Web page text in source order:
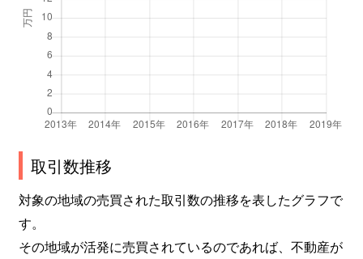
取引数推移
対象の地域の売買された取引数の推移を表したグラフで
す。
その地域が活発に売買されているのであれば、不動産が